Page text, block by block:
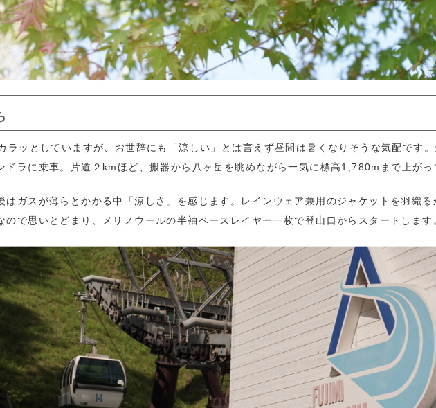
ッとしていますが、お世辞にも「涼しい」とは言えず昼間は暑くなりそうな気配です
ドラに乗車。片道２kmほど、搬器から八ヶ岳を眺めながら一気に標高1,780mまで上がっ
はガスが薄らとかかる中「涼しさ」を感じます。レインウェア兼用のジャケットを羽織る
で思いとどまり、メリノウールの半袖ベースレイヤー一枚で登山口からスタートします